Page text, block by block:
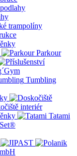
trampolíny
Parkour
Tumbling
interiér
Tatami